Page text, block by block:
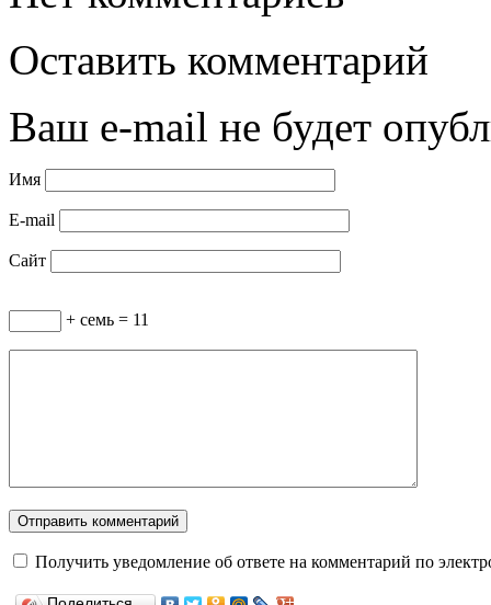
Оставить комментарий
Ваш e-mail не будет
Имя
E-mail
Сайт
+ семь = 11
Получить уведомление об ответе на комментарий по